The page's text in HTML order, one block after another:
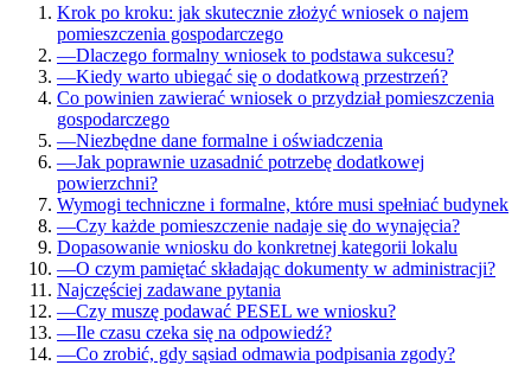
Krok po kroku: jak skutecznie złożyć wniosek o najem
pomieszczenia gospodarczego
—Dlaczego formalny wniosek to podstawa sukcesu?
—Kiedy warto ubiegać się o dodatkową przestrzeń?
Co powinien zawierać wniosek o przydział pomieszczenia
gospodarczego
—Niezbędne dane formalne i oświadczenia
—Jak poprawnie uzasadnić potrzebę dodatkowej
powierzchni?
Wymogi techniczne i formalne, które musi spełniać budynek
—Czy każde pomieszczenie nadaje się do wynajęcia?
Dopasowanie wniosku do konkretnej kategorii lokalu
—O czym pamiętać składając dokumenty w administracji?
Najczęściej zadawane pytania
—Czy muszę podawać PESEL we wniosku?
—Ile czasu czeka się na odpowiedź?
—Co zrobić, gdy sąsiad odmawia podpisania zgody?